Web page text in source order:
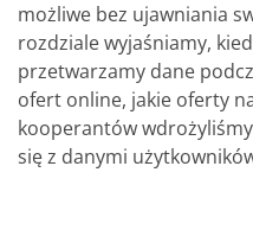
możliwe bez ujawniania
rozdziale wyjaśniamy,
przetwarzamy dane
ofert online, jakie oferty
kooperantów
się z danymi